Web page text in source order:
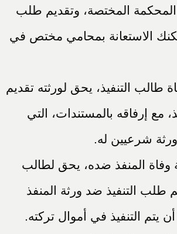
المحكمة المختصة، وتقديم طلب
الاستعانة بمحامي مختص في
طالب التنفيذ، يحق لورثته تقديم
مع إرفاقه بالمستندات، التي
شرعيين له.
وفاة المنفذ ضده، يحق لطالب
طلب التنفيذ ضد ورثة المنفذ
يتم التنفيذ في أموال تركته.